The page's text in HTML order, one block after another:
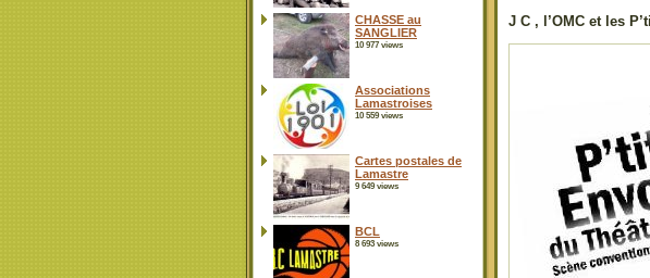
CHASSE au
SANGLIER
10 977 views
Associations
Lamastroises
10 559 views
Cartes postales de
Lamastre
9 649 views
BCL
8 693 views
J C , l’OMC et les